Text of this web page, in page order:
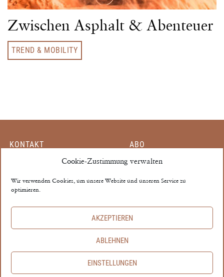
Cookie-Zustimmung verwalten
Wir verwenden Cookies, um unsere Website und unseren Service zu
optimieren.
AKZEPTIEREN
ABLEHNEN
EINSTELLUNGEN
Zwischen Asphalt & Abenteuer
TREND & MOBILITY
KONTAKT
PARTNER
MEDIADATEN
ABO
EINZELHEFT
MEIN KONTO
IMPRESSUM